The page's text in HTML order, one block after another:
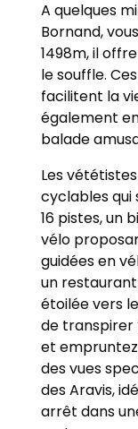
A quelques
Bornand,
1498m, il
le souffle.
facilitent la
également
balade
Les
cyclables qui
16 pistes, un
vélo
guidées en
un
étoilée vers
de transpirer
et
des vues
des Aravis,
arrêt dans